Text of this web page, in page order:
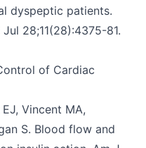
dyspeptic patients.
28;11(28):4375-81.
of Cardiac
Vincent MA,
S. Blood flow and